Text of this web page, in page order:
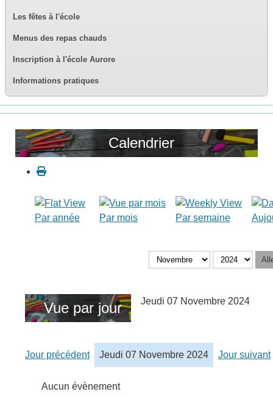
Les fêtes à l'école
Menus des repas chauds
Inscription à l'école Aurore
Informations pratiques
Calendrier
Par année Par mois Par semaine
Vue par jour Jeudi 07 Novembre 2024
Jour précédent Jeudi 07 Novembre 2024 Jour suivant
Aucun évènement